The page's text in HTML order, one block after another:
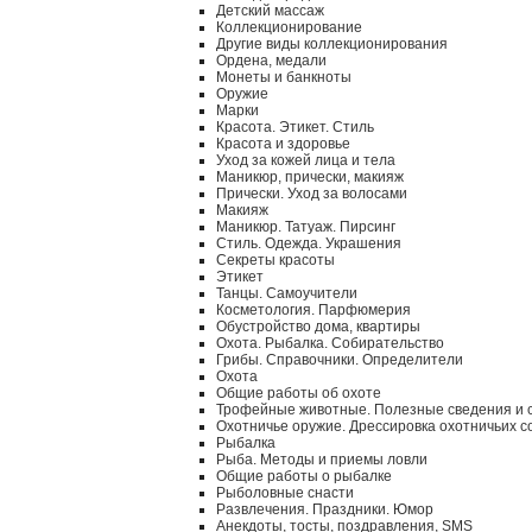
Детский массаж
Коллекционирование
Другие виды коллекционирования
Ордена, медали
Монеты и банкноты
Оружие
Марки
Красота. Этикет. Стиль
Красота и здоровье
Уход за кожей лица и тела
Маникюр, прически, макияж
Прически. Уход за волосами
Макияж
Маникюр. Татуаж. Пирсинг
Стиль. Одежда. Украшения
Секреты красоты
Этикет
Танцы. Самоучители
Косметология. Парфюмерия
Обустройство дома, квартиры
Охота. Рыбалка. Собирательство
Грибы. Справочники. Определители
Охота
Общие работы об охоте
Трофейные животные. Полезные сведения и
Охотничье оружие. Дрессировка охотничьих
Рыбалка
Рыба. Методы и приемы ловли
Общие работы о рыбалке
Рыболовные снасти
Развлечения. Праздники. Юмор
Анекдоты, тосты, поздравления, SMS